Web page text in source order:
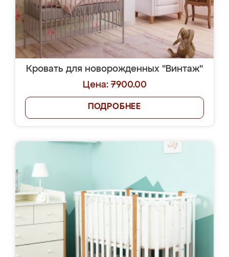
Кровать для новорожденных "Винтаж"
Цена: 7900.00
ПОДРОБНЕЕ